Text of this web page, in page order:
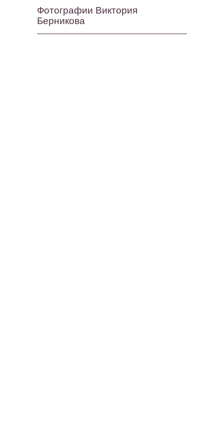
Фотографии Виктория
Берникова